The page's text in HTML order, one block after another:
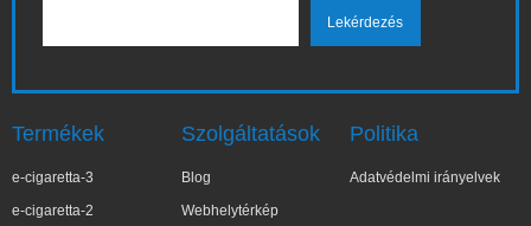
Termékek
e-cigaretta-3
e-cigaretta-2
Szolgáltatások
Blog
Webhelytérkép
Politika
Adatvédelmi irányelvek